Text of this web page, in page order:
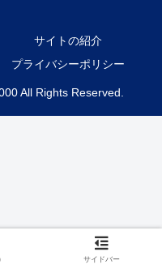
サイトの紹介
プライバシーポリシー
All Rights Reserved.
サイドバー